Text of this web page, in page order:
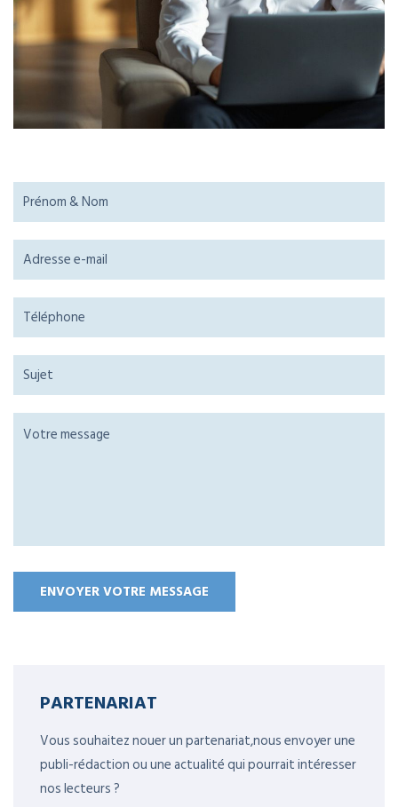
PARTENARIAT
Vous souhaitez nouer un partenariat,nous envoyer une
publi-rédaction ou une actualité qui pourrait intéresser
nos lecteurs ?